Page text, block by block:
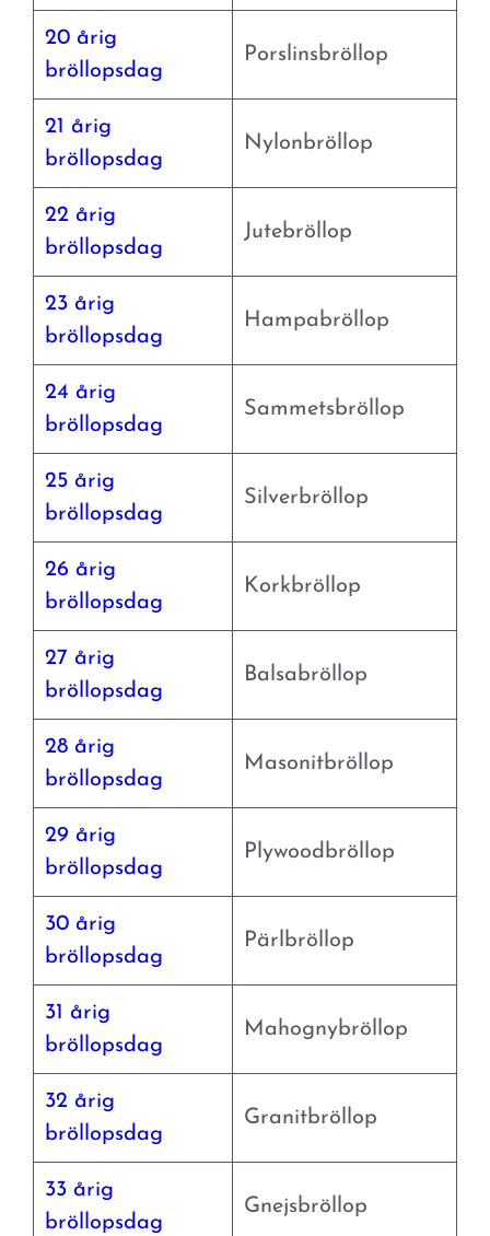
20 årig
bröllopsdag
Porslinsbröllop
21 årig
bröllopsdag
Nylonbröllop
22 årig
bröllopsdag
Jutebröllop
23 årig
bröllopsdag
Hampabröllop
24 årig
bröllopsdag
Sammetsbröllop
25 årig
bröllopsdag
Silverbröllop
26 årig
bröllopsdag
Korkbröllop
27 årig
bröllopsdag
Balsabröllop
28 årig
bröllopsdag
Masonitbröllop
29 årig
bröllopsdag
Plywoodbröllop
30 årig
bröllopsdag
Pärlbröllop
31 årig
bröllopsdag
Mahognybröllop
32 årig
bröllopsdag
Granitbröllop
33 årig
bröllopsdag
Gnejsbröllop